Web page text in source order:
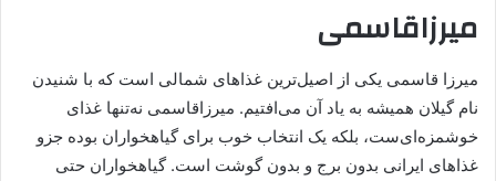
میرزاقاسمی
میرزا قاسمی یکی از اصیل‌ترین غذاهای شمالی است که با شنیدن
نام گیلان همیشه به یاد آن می‌افتیم. میرزاقاسمی نه‌تنها غذای
خوشمزه‌ای‌ست، بلکه یک انتخاب خوب برای گیاهخواران بوده جزو
غذاهای ایرانی بدون برج و بدون گوشت است. گیاهخواران حتی